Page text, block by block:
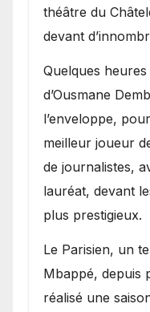
théâtre du
devant
Quelques
d’Ousmane
l’enveloppe,
meilleur joueur
de journalistes,
lauréat, devant
plus prestigieux.
Le Parisien, un
Mbappé, depuis
réalisé une